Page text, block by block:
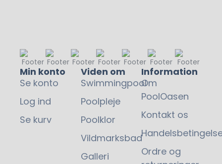
Min konto
Se konto
Log ind
Se kurv
Viden om
Swimmingpool
Poolpleje
Poolklor
Vildmarksbad
Galleri
Information
Om
PoolOasen
Kontakt os
Ordre og